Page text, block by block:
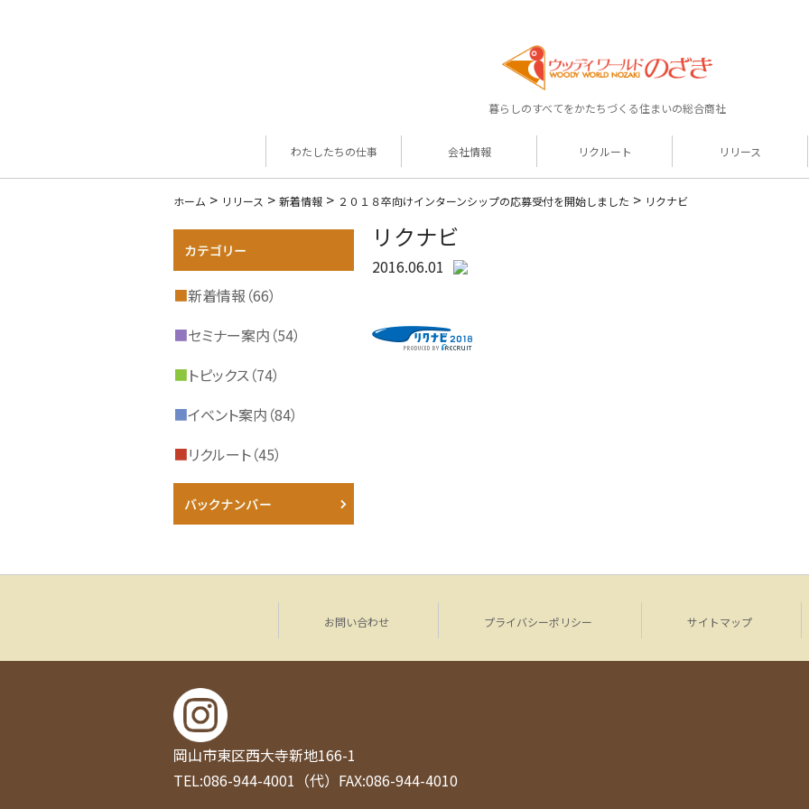
暮らしのすべてをかたちづくる住まいの総合商社
わたしたちの仕事 会社情報 リクルート リリース
ホーム > リリース > 新着情報 > ２０１８卒向けインターンシップの応募受付を開始しました > リクナビ
リクナビ
2016.06.01
■新着情報（66）
■セミナー案内（54）
■トピックス（74）
■イベント案内（84）
■リクルート（45）
お問い合わせ プライバシーポリシー サイトマップ
岡山市東区西大寺新地166-1
TEL:086-944-4001（代） FAX:086-944-4010